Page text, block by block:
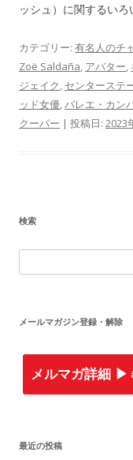
ッシュ）に関するい
カテゴリー: 有名人のチ
Zoë Saldaña, アバター,
ジェイク, センターステ
ッド女優,バレエ・カン
クーパー | 投稿日: 2023
検索
索
メールマガジン登録・解除
メルマガ詳細 ▶︎
最近の投稿